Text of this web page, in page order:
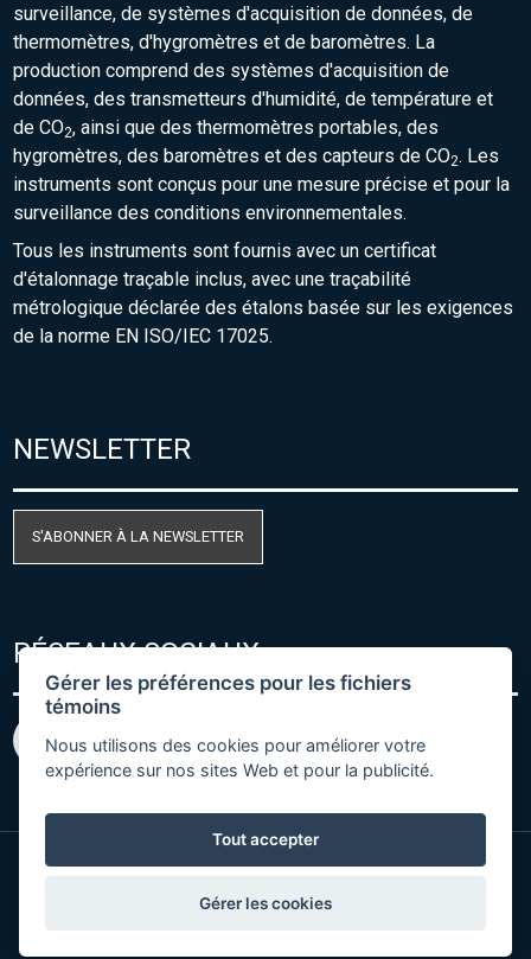
surveillance, de systèmes d'acquisition de données, de
thermomètres, d'hygromètres et de baromètres. La
production comprend des systèmes d'acquisition de
données, des transmetteurs d'humidité, de température et
de CO2, ainsi que des thermomètres portables, des
hygromètres, des baromètres et des capteurs de CO2. Les
instruments sont conçus pour une mesure précise et pour la
surveillance des conditions environnementales.
Tous les instruments sont fournis avec un certificat
d'étalonnage traçable inclus, avec une traçabilité
métrologique déclarée des étalons basée sur les exigences
de la norme EN ISO/IEC 17025.
NEWSLETTER
S'ABONNER À LA NEWSLETTER
RÉSEAUX SOCIAUX
© Copyright 2026 COMET SYSTEM, s.r.o. | Webdesign
by Spaneco
Gérer les préférences pour les fichiers
témoins
Nous utilisons des cookies pour améliorer votre
expérience sur nos sites Web et pour la publicité.
Tout accepter
Gérer les cookies